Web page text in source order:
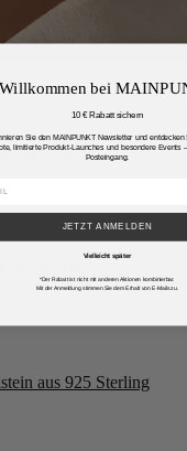
goldplattiert
aus 925 Sterling
Willkommen bei
10 € Rabatt sichern
Sie den MAINPUNKT Newsletter und entdecken
limitierte Produkt-Launches und besondere Events
Posteingang.
JETZT ANMELDEN
Vielleicht später
*Der Rabatt ist nicht mit anderen Aktionen kombinierbar.
Mit der Anmeldung stimmen Sie dem Erhalt von E-Mails zu.